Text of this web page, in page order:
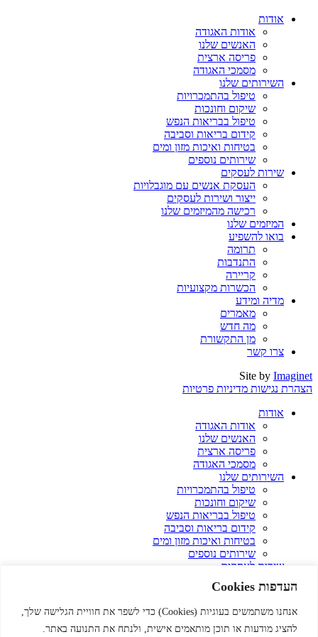
העדפות Cookies
אנחנו משתמשים בעוגיות (Cookies) כדי לשפר את חוויית הגלישה שלך,
להציג מודעות או תוכן מותאמים אישית, ולנתח את התנועה באתר.
אודות
אודות האגודה
האנשים שלנו
פריסה ארצית
מסמכי האגודה
השירותים שלנו
טיפול בהתמכרויות
שיקום וחונכות
טיפול בבריאות הנפש
קידום בריאות וסביבה
בטיחות ואיכות מזון ומים
שירותים נוספים
שירות לעסקים
העסקת אנשים עם מוגבלויות
ייצור ושירות לעסקים
רכישה מהמיזמים שלנו
המיזמים שלנו
בואו להשפיע
תרומה
התנדבות
קריירה
הכשרות מקצועיות
מדיה ומידע
מאמרים
מה חדש
מן התקשורת
צרו קשר
Site by Imaginet
הצהרת נגישות מדיניות פרטיות
אודות
אודות האגודה
האנשים שלנו
פריסה ארצית
מסמכי האגודה
השירותים שלנו
טיפול בהתמכרויות
שיקום וחונכות
טיפול בבריאות הנפש
קידום בריאות וסביבה
בטיחות ואיכות מזון ומים
שירותים נוספים
שירות לעסקים
ייצור ושירות לעסקים
העסקת אנשים עם מוגבלויות
המיזמים שלנו
בואו להשפיע